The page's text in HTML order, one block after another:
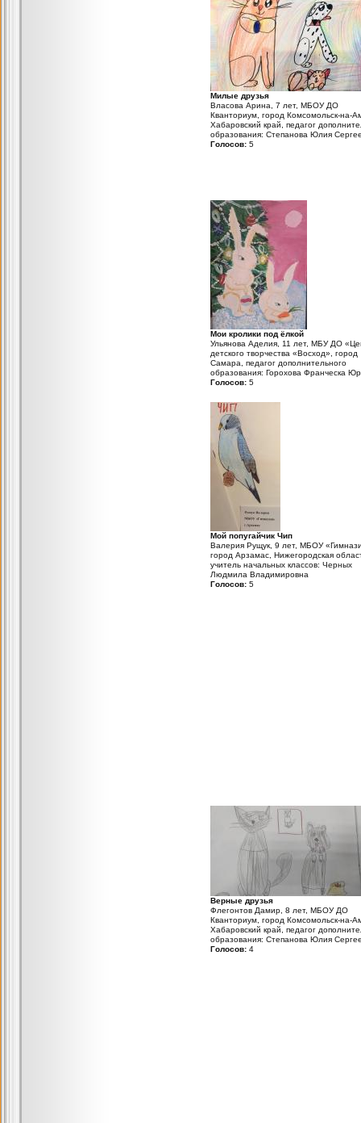
Милые друзья
Власова Арина, 7 лет, МБОУ ДО
Кванториум, город Комсомольск-на-
Хабаровский край, педагог
образования: Степанова Юлия
Голосов: 5
Мои кролики под ёлкой
Ульянова Аделия, 11 лет, МБУ ДО
детского творчества «Восход», город
Самара, педагог дополнительного
образования: Горохова Франческа
Голосов: 5
Мой попугайчик Чип
Валерия Рущук, 9 лет, МБОУ
город Арзамас, Нижегородская
учитель начальных классов: Черных
Людмила Владимировна
Голосов: 5
Верные друзья
Флегонтов Дамир, 8 лет, МБОУ ДО
Кванториум, город Комсомольск-на-
Хабаровский край, педагог
образования: Степанова Юлия
Голосов: 4